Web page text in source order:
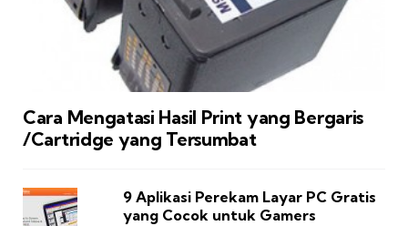
Cara Mengatasi Hasil Print yang Bergaris
/Cartridge yang Tersumbat
9 Aplikasi Perekam Layar PC Gratis
yang Cocok untuk Gamers